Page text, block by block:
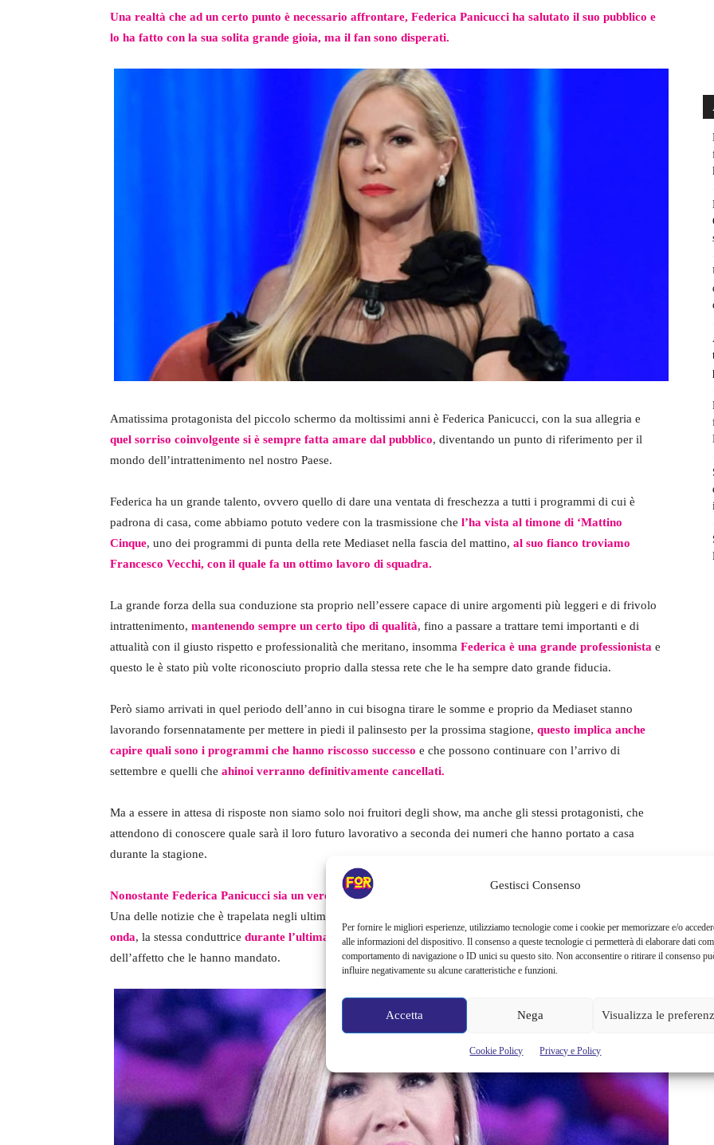
Gestisci Consenso
Per fornire le migliori esperienze, utilizziamo tecnologie come i cookie per memorizzare e/o
alle informazioni del dispositivo. Il consenso a queste tecnologie ci permetterà di elaborare dati
comportamento di navigazione o ID unici su questo sito. Non acconsentire o ritirare il consenso
influire negativamente su alcune caratteristiche e funzioni.
Accetta Nega Visualizza le
Cookie Policy Privacy e Policy
Una realtà che ad un certo punto è necessario affrontare, Federica Panicucci ha salutato il suo pubblico e
lo ha fatto con la sua solita grande gioia, ma il fan sono disperati.
Amatissima protagonista del piccolo schermo da moltissimi anni è Federica Panicucci, con la sua allegria e
quel sorriso coinvolgente si è sempre fatta amare dal pubblico, diventando un punto di riferimento per il
mondo dell’intrattenimento nel nostro Paese.
Federica ha un grande talento, ovvero quello di dare una ventata di freschezza a tutti i programmi di cui è
padrona di casa, come abbiamo potuto vedere con la trasmissione che l’ha vista al timone di ‘Mattino
Cinque, uno dei programmi di punta della rete Mediaset nella fascia del mattino, al suo fianco troviamo
Francesco Vecchi, con il quale fa un ottimo lavoro di squadra.
La grande forza della sua conduzione sta proprio nell’essere capace di unire argomenti più leggeri e di frivolo
intrattenimento, mantenendo sempre un certo tipo di qualità, fino a passare a trattare temi importanti e di
attualità con il giusto rispetto e professionalità che meritano, insomma Federica è una grande professionista e
questo le è stato più volte riconosciuto proprio dalla stessa rete che le ha sempre dato grande fiducia.
Però siamo arrivati in quel periodo dell’anno in cui bisogna tirare le somme e proprio da Mediaset stanno
lavorando forsennatamente per mettere in piedi il palinsesto per la prossima stagione, questo implica anche
capire quali sono i programmi che hanno riscosso successo e che possono continuare con l’arrivo di
settembre e quelli che ahinoi verranno definitivamente cancellati.
Ma a essere in attesa di risposte non siamo solo noi fruitori degli show, ma anche gli stessi protagonisti, che
attendono di conoscere quale sarà il loro futuro lavorativo a seconda dei numeri che hanno portato a casa
durante la stagione.
Nonostante Federica Panicucci sia un vero asso nel suo lavoro
Una delle notizie che è trapelata negli ultimi tempi è proprio che
onda, la stessa conduttrice durante l’ultima puntata ha salutato tutti gli spettatori
ringraziandoli del calore e
dell’affetto che le hanno mandato.